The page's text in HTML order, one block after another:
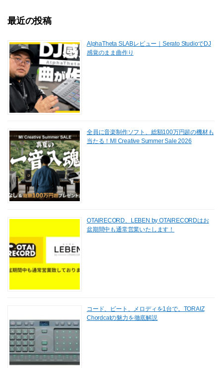
o
k
n
最近の投稿
AlphaTheta SLABレビュー｜Serato StudioでDJ
感覚のまま曲作り
全員に音楽制作ソフト、総額100万円超の機材も
当たる！MI Creative Summer Sale 2026
OTAIRECORD、LEBEN by OTAIRECORDはお
盆期間中も通常営業いたします！
コード、ビート、メロディを1台で。TORAIZ
Chordcatの魅力を徹底解説